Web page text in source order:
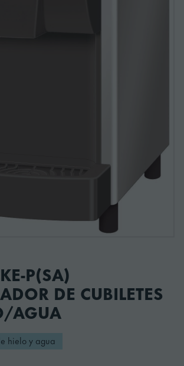
P(SA)
DE CUBILETES
AGUA
hielo y agua